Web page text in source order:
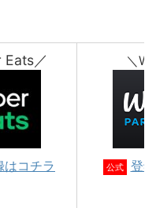
Eats／
はコチラ
＼
公式 登